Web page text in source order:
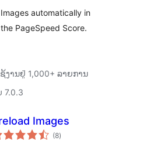
automatically in
PageSpeed Score.
ງານຢູ່ 1,000+ ລາຍການ
7.0.3
Images
(8ຄະແນນ
ທັງໝົດ
)